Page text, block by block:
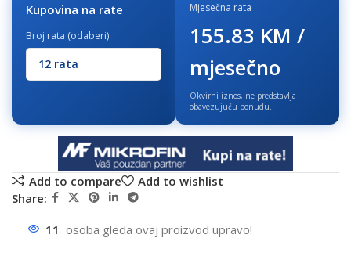
Kupovina na rate
Broj rata (odaberi)
Mjesečna rata
155.83 KM /
mjesečno
Okvirni iznos, ne predstavlja
obavezujuću ponudu.
Add to compare
Add to wishlist
Share:
11 osoba gleda ovaj proizvod upravo!